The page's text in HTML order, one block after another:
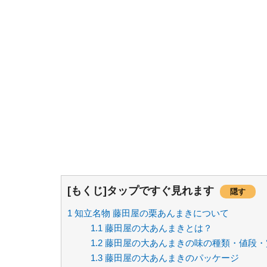
[もくじ]タップですぐ見れます 隠す
1 知立名物 藤田屋の栗あんまきについて
1.1 藤田屋の大あんまきとは？
1.2藤田屋の大あんまきの味の種類・値段
1.3藤田屋の大あんまきのパッケージ